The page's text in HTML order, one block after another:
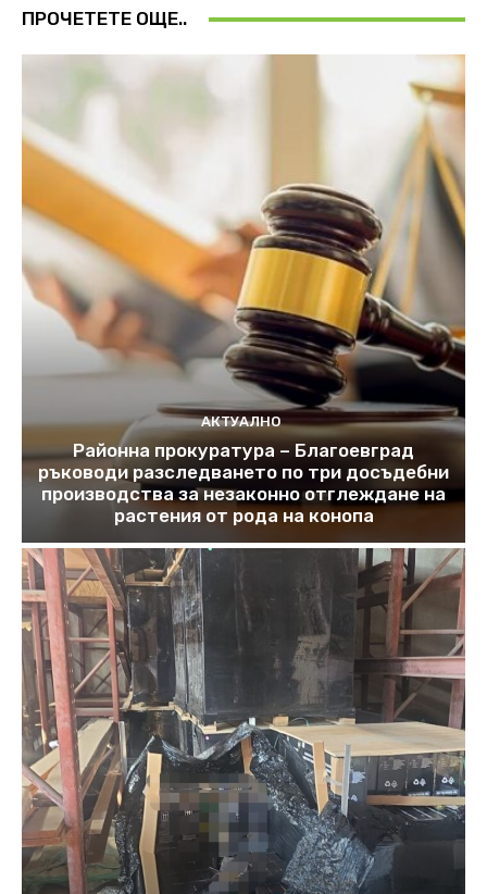
ПРОЧЕТЕТЕ ОЩЕ..
АКТУАЛНО
Районна прокуратура – Благоевград
ръководи разследването по три досъдебни
производства за незаконно отглеждане на
растения от рода на конопа